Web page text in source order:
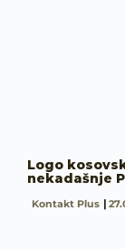
Logo
nekadašnje
Kontakt Plus